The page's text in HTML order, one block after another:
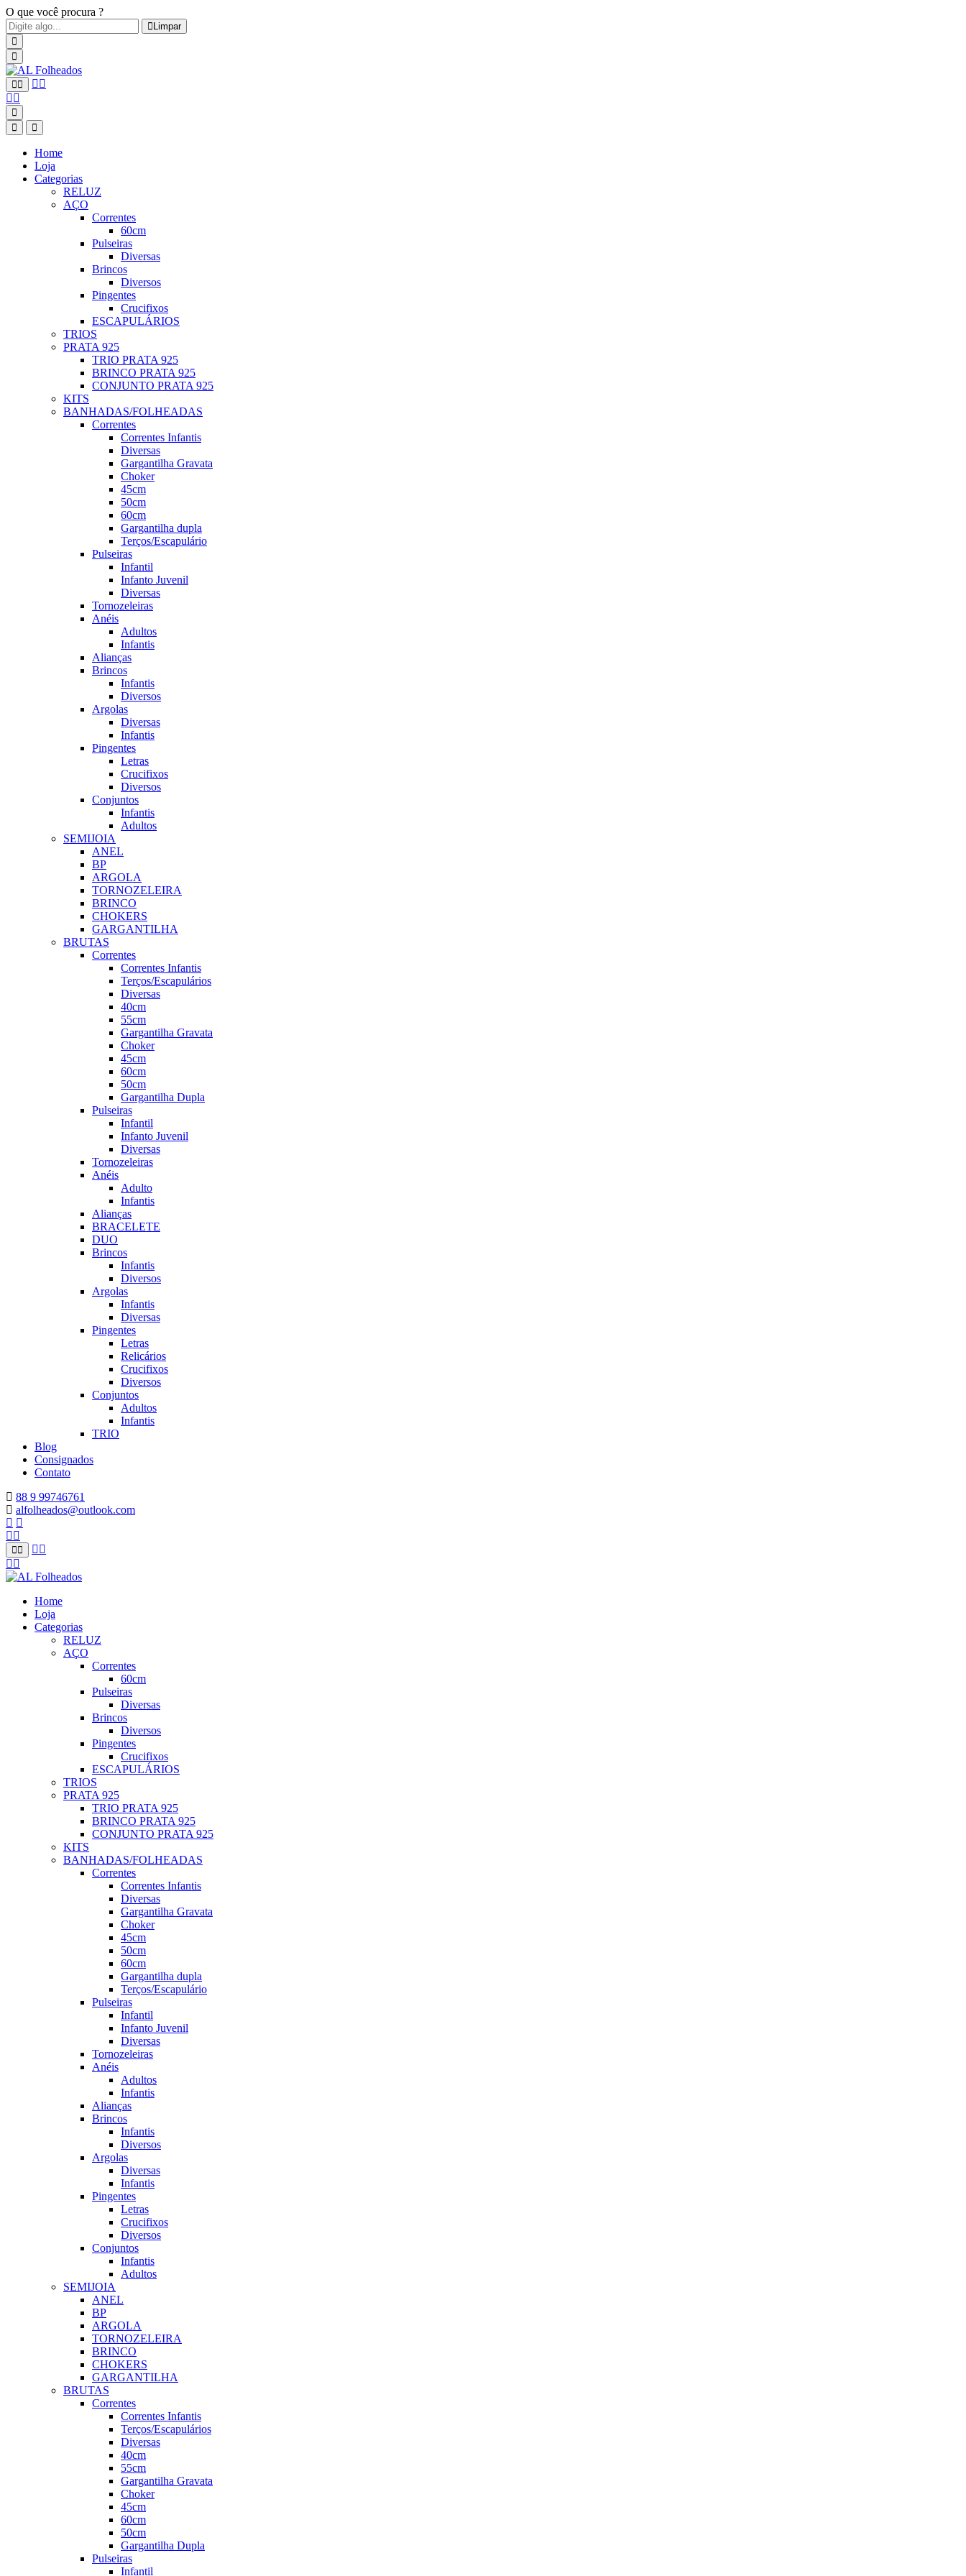
O que você procura ?
Limpar
Home
Loja
Categorias
RELUZ
AÇO
Correntes
60cm
Pulseiras
Diversas
Brincos
Diversos
Pingentes
Crucifixos
ESCAPULÁRIOS
TRIOS
PRATA 925
TRIO PRATA 925
BRINCO PRATA 925
CONJUNTO PRATA 925
KITS
BANHADAS/FOLHEADAS
Correntes
Correntes Infantis
Diversas
Gargantilha Gravata
Choker
45cm
50cm
60cm
Gargantilha dupla
Terços/Escapulário
Pulseiras
Infantil
Infanto Juvenil
Diversas
Tornozeleiras
Anéis
Adultos
Infantis
Alianças
Brincos
Infantis
Diversos
Argolas
Diversas
Infantis
Pingentes
Letras
Crucifixos
Diversos
Conjuntos
Infantis
Adultos
SEMIJOIA
ANEL
BP
ARGOLA
TORNOZELEIRA
BRINCO
CHOKERS
GARGANTILHA
BRUTAS
Correntes
Correntes Infantis
Terços/Escapulários
Diversas
40cm
55cm
Gargantilha Gravata
Choker
45cm
60cm
50cm
Gargantilha Dupla
Pulseiras
Infantil
Infanto Juvenil
Diversas
Tornozeleiras
Anéis
Adulto
Infantis
Alianças
BRACELETE
DUO
Brincos
Infantis
Diversos
Argolas
Infantis
Diversas
Pingentes
Letras
Relicários
Crucifixos
Diversos
Conjuntos
Adultos
Infantis
TRIO
Blog
Consignados
Contato
88 9 99746761
alfolheados@outlook.com
Home
Loja
Categorias
RELUZ
AÇO
Correntes
60cm
Pulseiras
Diversas
Brincos
Diversos
Pingentes
Crucifixos
ESCAPULÁRIOS
TRIOS
PRATA 925
TRIO PRATA 925
BRINCO PRATA 925
CONJUNTO PRATA 925
KITS
BANHADAS/FOLHEADAS
Correntes
Correntes Infantis
Diversas
Gargantilha Gravata
Choker
45cm
50cm
60cm
Gargantilha dupla
Terços/Escapulário
Pulseiras
Infantil
Infanto Juvenil
Diversas
Tornozeleiras
Anéis
Adultos
Infantis
Alianças
Brincos
Infantis
Diversos
Argolas
Diversas
Infantis
Pingentes
Letras
Crucifixos
Diversos
Conjuntos
Infantis
Adultos
SEMIJOIA
ANEL
BP
ARGOLA
TORNOZELEIRA
BRINCO
CHOKERS
GARGANTILHA
BRUTAS
Correntes
Correntes Infantis
Terços/Escapulários
Diversas
40cm
55cm
Gargantilha Gravata
Choker
45cm
60cm
50cm
Gargantilha Dupla
Pulseiras
Infantil